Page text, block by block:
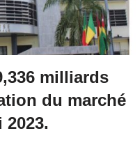
milliards
du marché